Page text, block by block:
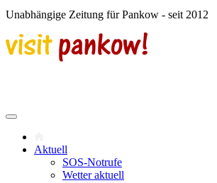
Unabhängige Zeitung für Pankow - seit 2012
Aktuell
SOS-Notrufe
Wetter aktuell